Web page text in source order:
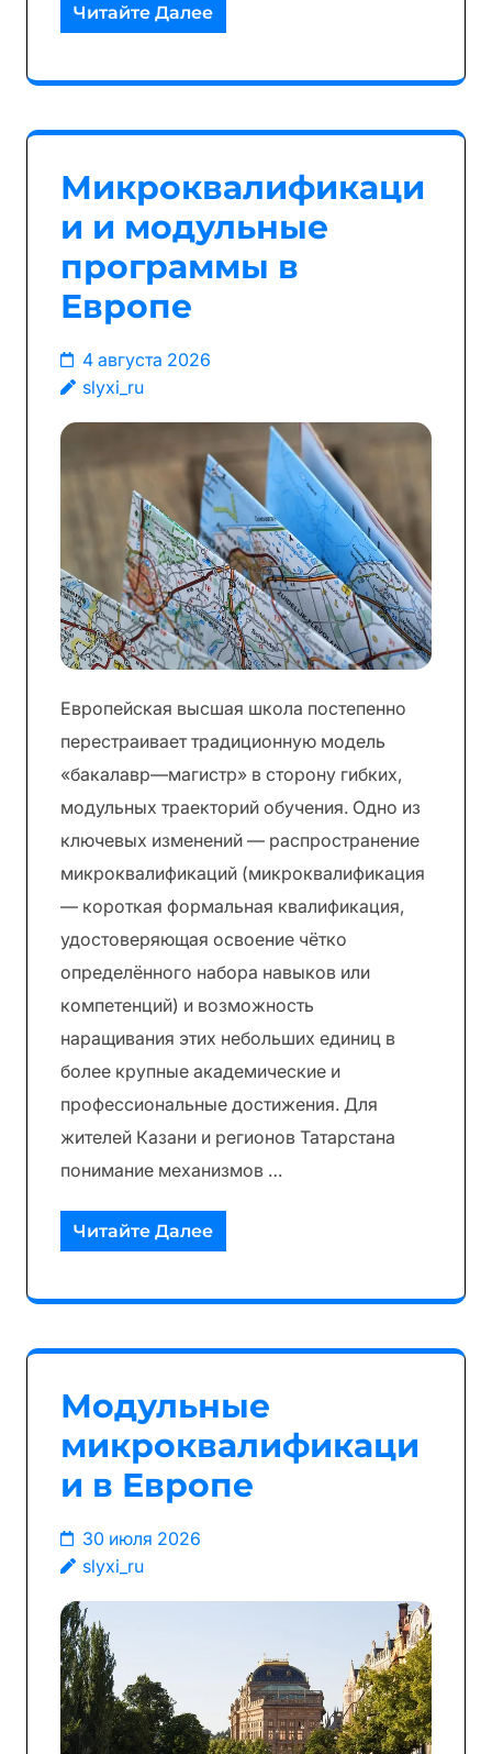
Читайте Далее
Микроквалификаци
и и модульные
программы в
Европе
4 августа 2026
slyxi_ru
Европейская высшая школа постепенно
перестраивает традиционную модель
«бакалавр—магистр» в сторону гибких,
модульных траекторий обучения. Одно из
ключевых изменений — распространение
микроквалификаций (микроквалификация
— короткая формальная квалификация,
удостоверяющая освоение чётко
определённого набора навыков или
компетенций) и возможность
наращивания этих небольших единиц в
более крупные академические и
профессиональные достижения. Для
жителей Казани и регионов Татарстана
понимание механизмов …
Читайте Далее
Модульные
микроквалификаци
и в Европе
30 июля 2026
slyxi_ru